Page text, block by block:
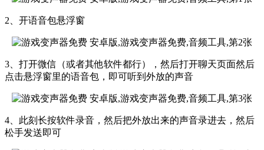
2、开语音包悬浮窗
3、打开微信（或者其他软件都行），然后打开聊天页面然后
点击悬浮窗里的语音包，即可听到外放的声音
4、此刻长按软件录音，然后把外放出来的声音录进去，然后
松手发送即可